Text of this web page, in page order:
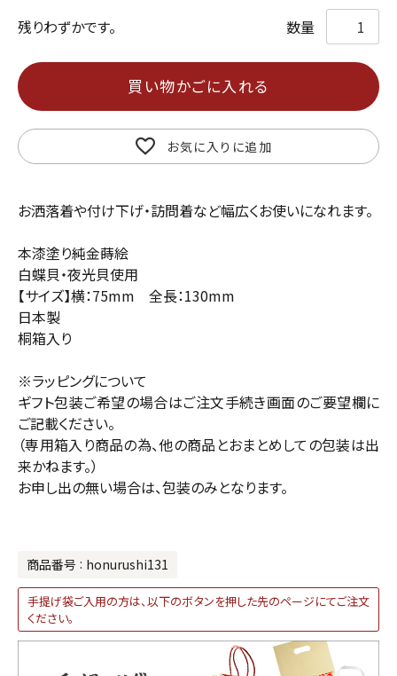
残りわずかです。
お気に入りに追加
買い物かごに入れる
お洒落着や付け下げ・訪問着など幅広くお使いになれます。
本漆塗り純金蒔絵
白蝶貝・夜光貝使用
【サイズ】横：75mm 全長：130mm
日本製
桐箱入り
※ラッピングについて
ギフト包装ご希望の場合はご注文手続き画面のご要望欄に
ご記載ください。
（専用箱入り商品の為、他の商品とおまとめしての包装は出
来かねます。）
お申し出の無い場合は、包装のみとなります。
商品番号 honurushi131
手提げ袋ご入用の方は、以下のボタンを押した先のページにてご注文
ください。